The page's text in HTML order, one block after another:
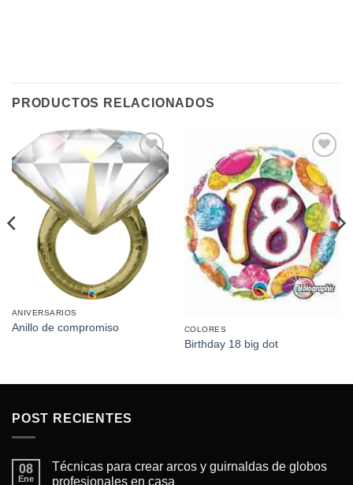
PRODUCTOS RELACIONADOS
Añadir
a la
lista de
deseos
ANIVERSARIOS
Anillo de compromiso
Añadir
a la
lista de
deseos
COLORES
Birthday 18 big dot
POST RECIENTES
08
Ene
Técnicas para crear arcos y guirnaldas de globos
profesionales en casa